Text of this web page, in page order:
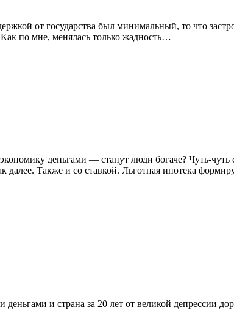
от государства был минимальный, то что
Как по мне, менялась только жадность…
деньгами — станут люди богаче? Чуть-чуть
далее. Также и со ставкой. Льготная ипотека
и страна за 20 лет от великой депрессии